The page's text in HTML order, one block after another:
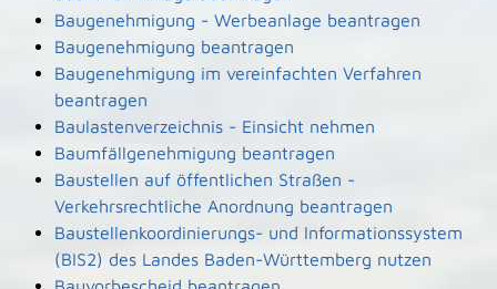
Baugenehmigung - Werbeanlage beantragen
Baugenehmigung beantragen
Baugenehmigung im vereinfachten Verfahren
beantragen
Baulastenverzeichnis - Einsicht nehmen
Baumfällgenehmigung beantragen
Baustellen auf öffentlichen Straßen -
Verkehrsrechtliche Anordnung beantragen
Baustellenkoordinierungs- und Informationssystem
(BIS2) des Landes Baden-Württemberg nutzen